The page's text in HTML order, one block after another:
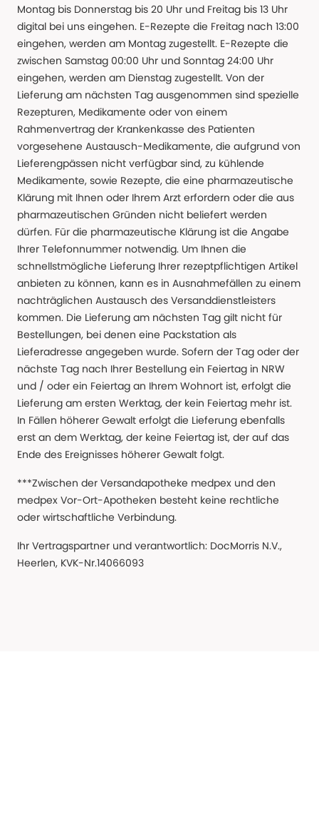
Montag bis Donnerstag bis 20 Uhr und Freitag bis 13 Uhr
digital bei uns eingehen. E-Rezepte die Freitag nach 13:00
eingehen, werden am Montag zugestellt. E-Rezepte die
zwischen Samstag 00:00 Uhr und Sonntag 24:00 Uhr
eingehen, werden am Dienstag zugestellt. Von der
Lieferung am nächsten Tag ausgenommen sind spezielle
Rezepturen, Medikamente oder von einem
Rahmenvertrag der Krankenkasse des Patienten
vorgesehene Austausch-Medikamente, die aufgrund von
Lieferengpässen nicht verfügbar sind, zu kühlende
Medikamente, sowie Rezepte, die eine pharmazeutische
Klärung mit Ihnen oder Ihrem Arzt erfordern oder die aus
pharmazeutischen Gründen nicht beliefert werden
dürfen. Für die pharmazeutische Klärung ist die Angabe
Ihrer Telefonnummer notwendig. Um Ihnen die
schnellstmögliche Lieferung Ihrer rezeptpflichtigen Artikel
anbieten zu können, kann es in Ausnahmefällen zu einem
nachträglichen Austausch des Versanddienstleisters
kommen. Die Lieferung am nächsten Tag gilt nicht für
Bestellungen, bei denen eine Packstation als
Lieferadresse angegeben wurde. Sofern der Tag oder der
nächste Tag nach Ihrer Bestellung ein Feiertag in NRW
und / oder ein Feiertag an Ihrem Wohnort ist, erfolgt die
Lieferung am ersten Werktag, der kein Feiertag mehr ist.
In Fällen höherer Gewalt erfolgt die Lieferung ebenfalls
erst an dem Werktag, der keine Feiertag ist, der auf das
Ende des Ereignisses höherer Gewalt folgt.
***Zwischen der Versandapotheke medpex und den
medpex Vor-Ort-Apotheken besteht keine rechtliche
oder wirtschaftliche Verbindung.
Ihr Vertragspartner und verantwortlich: DocMorris N.V.,
Heerlen, KVK-Nr.14066093